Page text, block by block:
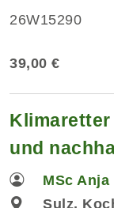
26W15290
39,00 €
und
MSc
Sulz,